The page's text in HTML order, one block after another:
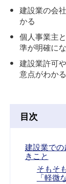
建設業の会
かる
個人事業主
準が明確に
建設業許可
意点がわかる
目次
建設業で
きこと
そもそ
「軽微